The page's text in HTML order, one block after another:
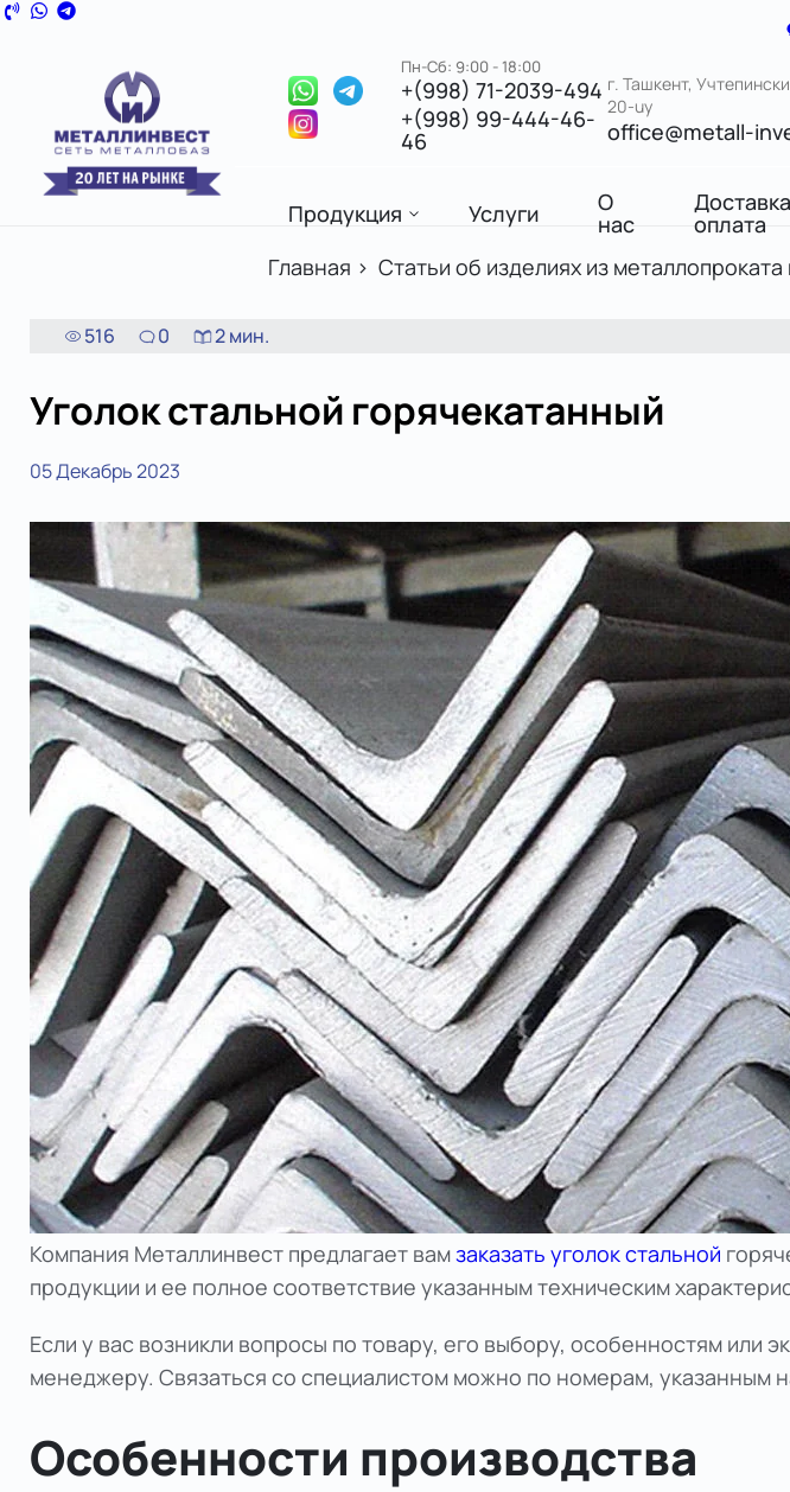
Пн-Сб: 9:00 - 18:00
+(998) 71-2039-494
+(998) 99-444-46-
46
г. Ташкент,
20-uy
office@metall-
Продукция Услуги О
нас оплата
Главная > Статьи об изделиях из
516 0 2мин.
Уголок стальной горячекатанный
05 Декабрь 2023
Компания Металлинвест предлагает вамзаказать уголок стальной
продукции и ее полное соответствие указанным техническим
Если у вас возникли вопросы по товару, его выбору, особенностям или
менеджеру. Связаться со специалистом можно по номерам, указанным
Особенности производства